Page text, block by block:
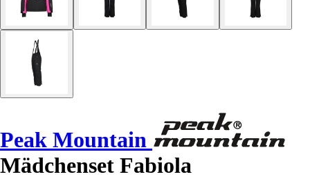
Peak Mountain
Mädchenset Fabiola